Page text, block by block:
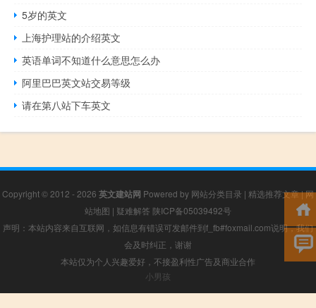
5岁的英文
上海护理站的介绍英文
英语单词不知道什么意思怎么办
阿里巴巴英文站交易等级
请在第八站下车英文
Copyright © 2012 - 2026 英文建站网 Powered by 网站分类目录 | 精选推荐文章|网
站地图 | 疑难解答 陕ICP备05039492号
声明：本站内容来自互联网，如信息有错误可发邮件到f_fb#foxmail.com说明，我们
会及时纠正，谢谢
本站仅为个人兴趣爱好，不接盈利性广告及商业合作
小男孩